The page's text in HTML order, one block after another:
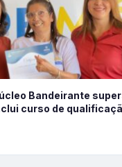
Bandeirante
curso de